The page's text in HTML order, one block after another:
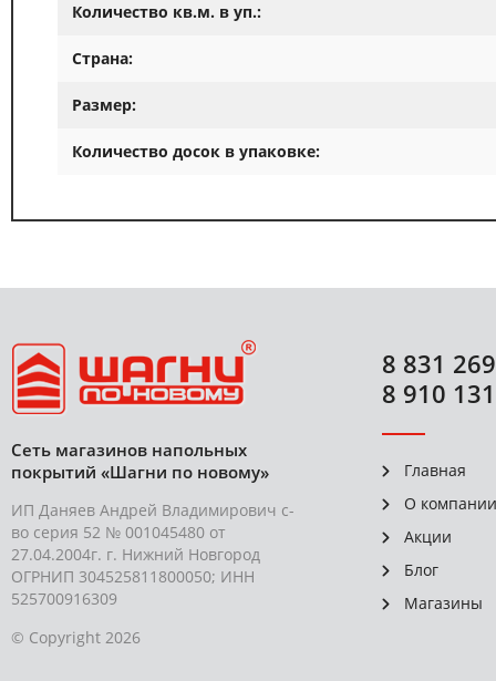
Количество кв.м. в уп.:
Страна:
Размер:
Количество досок в упаковке:
Сеть магазинов напольных
покрытий «Шагни по новому»
ИП Даняев Андрей Владимирович с-
во серия 52 № 001045480 от
27.04.2004г. г. Нижний Новгород
ОГРНИП 304525811800050; ИНН
525700916309
© Copyright 2026
8 831
8 910
Главная
О компании
Акции
Блог
Магазины